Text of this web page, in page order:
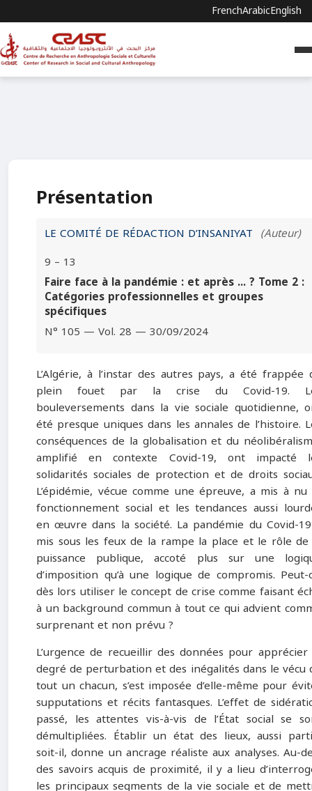
FrenchArabicEnglish
Présentation
LE COMITÉ DE RÉDACTION D’INSANIYAT (Auteur)
9 – 13
Faire face à la pandémie : et après ... ? Tome 2 :
Catégories professionnelles et groupes
spécifiques
N° 105 — Vol. 28 — 30/09/2024
L’Algérie, à l’instar des autres pays, a été frappée
plein fouet par la crise du Covid-19.
bouleversements dans la vie sociale quotidienne,
été presque uniques dans les annales de l’histoire.
conséquences de la globalisation et du
amplifié en contexte Covid-19, ont impacté
solidarités sociales de protection et de droits
L’épidémie, vécue comme une épreuve, a mis à
fonctionnement social et les tendances aussi
en œuvre dans la société. La pandémie du Covid-
mis sous les feux de la rampe la place et le rôle
puissance publique, accoté plus sur une
d’imposition qu’à une logique de compromis.
dès lors utiliser le concept de crise comme faisant
à un background commun à tout ce qui advient
surprenant et non prévu ?
L’urgence de recueillir des données pour
degré de perturbation et des inégalités dans le vécu
tout un chacun, s’est imposée d’elle-même pour
supputations et récits fantasques. L’effet de
passé, les attentes vis-à-vis de l’État social se
démultipliées. Établir un état des lieux, aussi
soit-il, donne un ancrage réaliste aux analyses. Au-
des savoirs acquis de proximité, il y a lieu
les principaux segments de la vie sociale et de